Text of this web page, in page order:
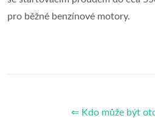
pro běžné benzínové motory.
⇐ Kdo může být